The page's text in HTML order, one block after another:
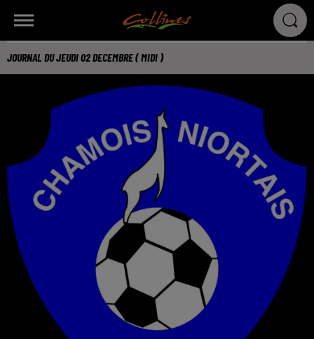
JOURNAL DU JEUDI 02 DECEMBRE ( MIDI )